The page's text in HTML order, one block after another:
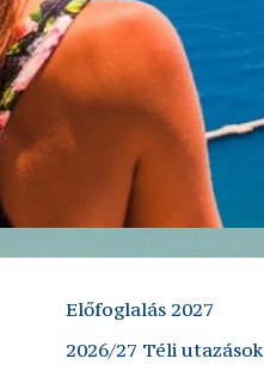
Előfoglalás 2027
2026/27 Téli utazások